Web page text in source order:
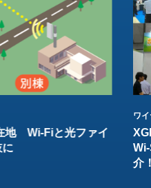
地 Wi-Fiと光ファイ
に
ワ
介